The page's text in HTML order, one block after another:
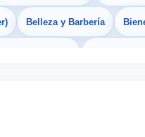
Belleza y Barbería
Sin Experiencia